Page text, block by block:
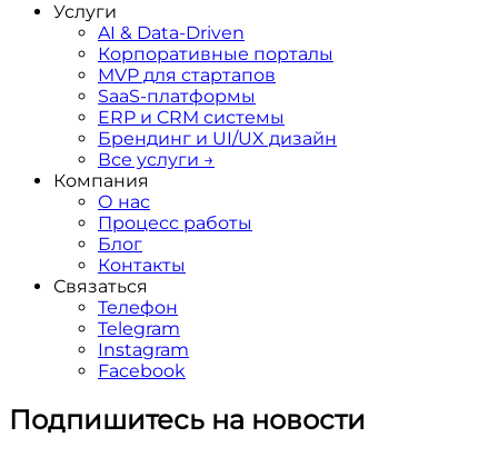
Услуги
AI & Data‑Driven
Корпоративные порталы
MVP для стартапов
SaaS-платформы
ERP и CRM системы
Брендинг и UI/UX дизайн
Все услуги →
Компания
О нас
Процесс работы
Блог
Контакты
Связаться
Телефон
Telegram
Instagram
Facebook
Подпишитесь на новости